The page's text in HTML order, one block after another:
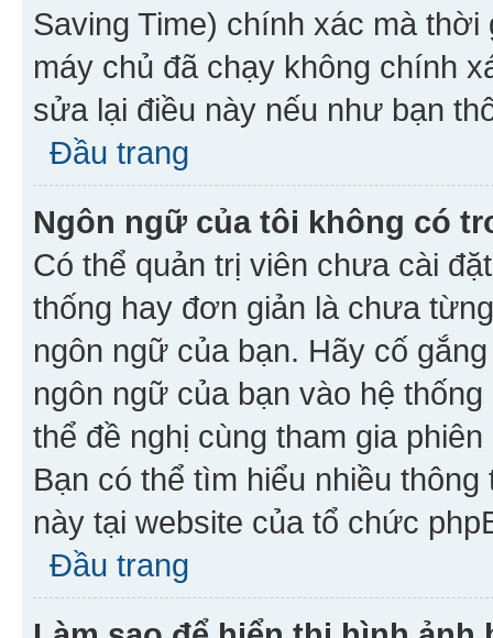
Saving Time) chính xác mà
máy chủ đã chạy không chính
sửa lại điều này nếu như bạn
Đầu trang
Ngôn ngữ của tôi không có
Có thể quản trị viên chưa cài
thống hay đơn giản là chưa
ngôn ngữ của bạn. Hãy cố
ngôn ngữ của bạn vào hệ
thể đề nghị cùng tham gia
Bạn có thể tìm hiểu nhiều
này tại website của tổ chức
Đầu trang